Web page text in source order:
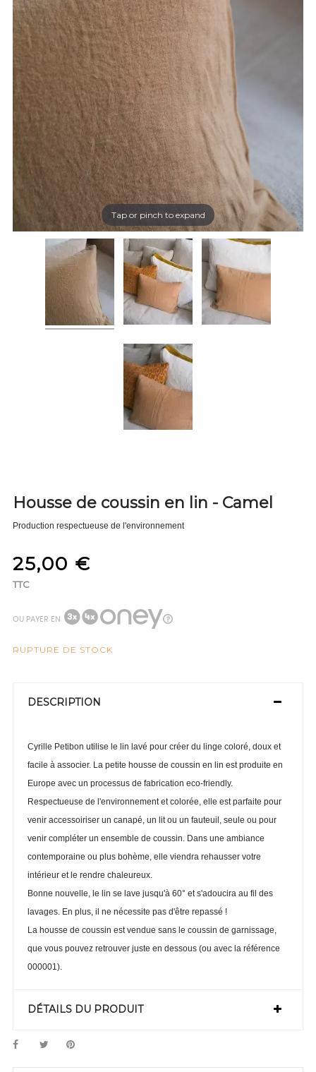
Tap or pinch to expand
Housse de coussin en lin - Camel
Production respectueuse de l'environnement
25,00 €
TTC
OU PAYER EN
RUPTURE DE STOCK
DESCRIPTION
Cyrille Petibon utilise le lin lavé pour créer du linge coloré, doux et
facile à associer. La petite housse de coussin en lin est produite en
Europe avec un processus de fabrication eco-friendly.
Respectueuse de l'environnement et colorée, elle est parfaite pour
venir accessoiriser un canapé, un lit ou un fauteuil, seule ou pour
venir compléter un ensemble de coussin. Dans une ambiance
contemporaine ou plus bohème, elle viendra rehausser votre
intérieur et le rendre chaleureux.
Bonne nouvelle, le lin se lave jusqu'à 60° et s'adoucira au fil des
lavages. En plus, il ne nécessite pas d'être repassé !
La housse de coussin est vendue sans le coussin de garnissage,
que vous pouvez retrouver juste en dessous (ou avec la référence
000001).
DÉTAILS DU PRODUIT